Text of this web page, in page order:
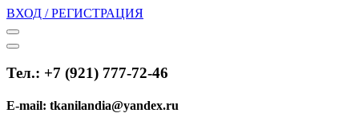
ВХОД / РЕГИСТРАЦИЯ
Тел.: +7 (921) 777-72-46
E-mail: tkanilandia@yandex.ru